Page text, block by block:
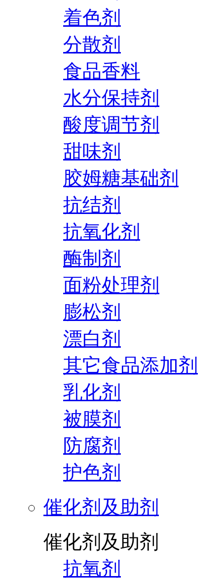
着色剂
分散剂
食品香料
水分保持剂
酸度调节剂
甜味剂
胶姆糖基础剂
抗结剂
抗氧化剂
酶制剂
面粉处理剂
膨松剂
漂白剂
其它食品添加剂
乳化剂
被膜剂
防腐剂
护色剂
催化剂及助剂
催化剂及助剂
抗氧剂